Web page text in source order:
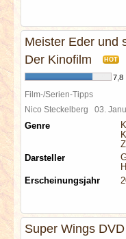
Meister Eder und
Der Kinofilm
HOT
7,8
Film-/Serien-Tipps
Nico Steckelberg 03.
Genre
Darsteller
Erscheinungsjahr
Super Wings